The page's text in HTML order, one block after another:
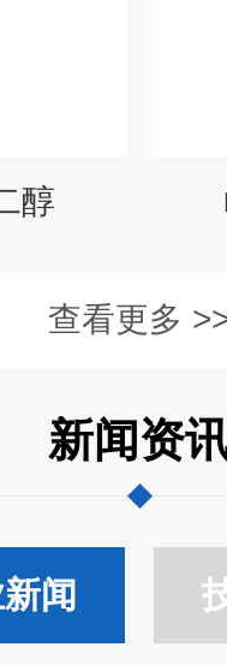
醇
查看更多
新闻资
闻